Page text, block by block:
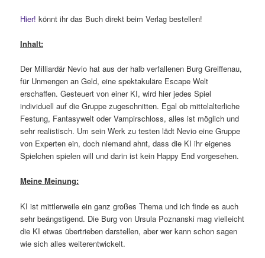
Hier! könnt ihr das Buch direkt beim Verlag bestellen!
Inhalt:
Der Milliardär Nevio hat aus der halb verfallenen Burg Greiffenau,
für Unmengen an Geld, eine spektakuläre Escape Welt
erschaffen. Gesteuert von einer KI, wird hier jedes Spiel
individuell auf die Gruppe zugeschnitten. Egal ob mittelalterliche
Festung, Fantasywelt oder Vampirschloss, alles ist möglich und
sehr realistisch. Um sein Werk zu testen lädt Nevio eine Gruppe
von Experten ein, doch niemand ahnt, dass die KI ihr eigenes
Spielchen spielen will und darin ist kein Happy End vorgesehen.
Meine Meinung:
KI ist mittlerweile ein ganz großes Thema und ich finde es auch
sehr beängstigend. Die Burg von Ursula Poznanski mag vielleicht
die KI etwas übertrieben darstellen, aber wer kann schon sagen
wie sich alles weiterentwickelt.